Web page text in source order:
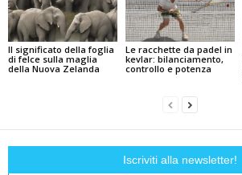
Il significato della foglia
di felce sulla maglia
della Nuova Zelanda
Le racchette da padel in
kevlar: bilanciamento,
controllo e potenza
Iscriviti alla newsletter!